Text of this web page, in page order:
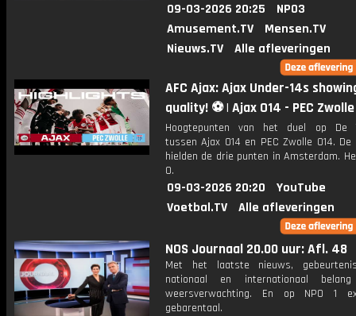
09-03-2026 20:25
NPO3
Amusement.TV
Mensen.TV
Nieuws.TV
Alle afleveringen
AFC Ajax: Ajax Under-14s
quality! ⚽️ | Ajax O14 - PEC
Hoogtepunten van het duel op De
tussen Ajax O14 en PEC Zwolle O14. De
hielden de drie punten in Amsterdam.
0.
09-03-2026 20:20
YouTube
Voetbal.TV
Alle afleveringen
NOS Journaal 20.00 uur: Afl. 48
Met het laatste nieuws,
nationaal en internationaal
weersverwachting. En op NPO 1
gebarentaal.